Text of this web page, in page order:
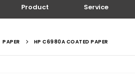
Product Service
PAPER HP C6980A COATED PAPER